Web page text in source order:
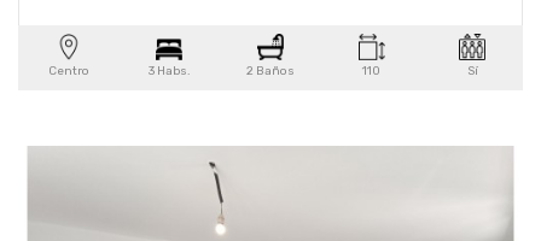
Centro 3 Habs. 2 Baños 110 Sí